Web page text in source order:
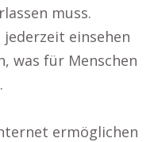
muss.
jederzeit einsehen
was für Menschen
ermöglichen